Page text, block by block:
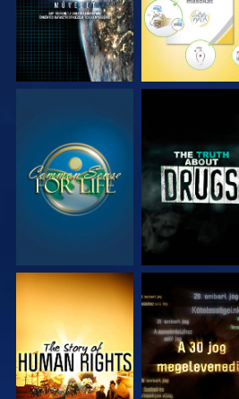
MŰSORNÉZÉS MŰSORNÉZÉS
MŰSORNÉZÉS MŰSORNÉZÉS